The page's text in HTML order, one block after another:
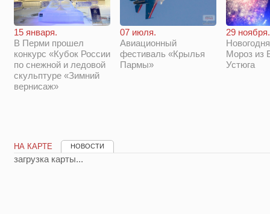
15 января.
В Перми прошел
конкурс «Кубок России
по снежной и ледовой
скульптуре «Зимний
вернисаж»
07 июля.
Авиационный
фестиваль «Крылья
Пармы»
29 ноября.
Мороз из
Устюга
НА КАРТЕ НОВОСТИ
загрузка карты...